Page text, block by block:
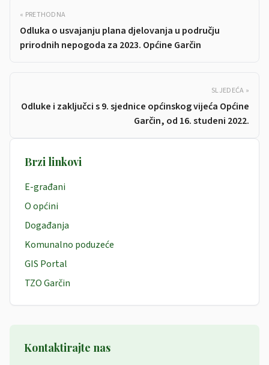
« PRETHODNA
Odluka o usvajanju plana djelovanja u području
prirodnih nepogoda za 2023. Općine Garčin
SLJEDEĆA »
Odluke i zaključci s 9. sjednice općinskog vijeća Općine
Garčin, od 16. studeni 2022.
Brzi linkovi
E-građani
O općini
Događanja
Komunalno poduzeće
GIS Portal
TZO Garčin
Kontaktirajte nas